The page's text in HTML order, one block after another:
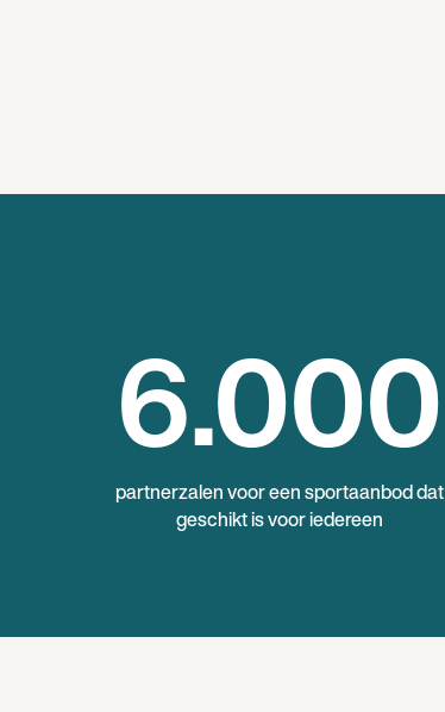
6.000
partnerzalen voor een sportaanbod dat
geschikt is voor iedereen